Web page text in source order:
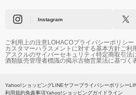
Instagram
ご利用上の注意LOHACOプライバシーポリシー
カスタマーハラスメントに対する基本方針ご利
アスクルのサイバーセキュリティ特定商取引法
酒類販売管理者標識の掲示古物営業法に基づく
Yahoo!ショッピングLINEヤフープライバシーポリシー
利用規約免責事項Yahoo!ショッピングガイドライン